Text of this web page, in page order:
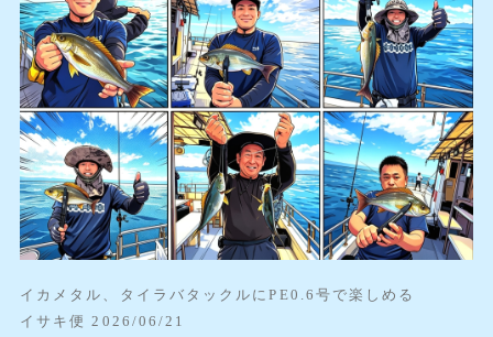
イカメタル、タイラバタックルにPE0.6号で楽しめる
イサキ便 2026/06/21